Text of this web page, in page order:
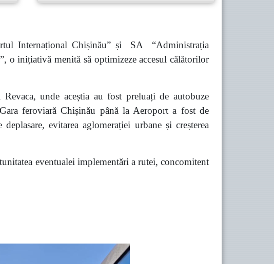
Internațional Chișinău” și SA “Administrația
o inițiativă menită să optimizeze accesul călătorilor
unde aceștia au fost preluați de autobuze
feroviară Chișinău până la Aeroport a fost de
evitarea aglomerației urbane și creșterea
eventualei implementări a rutei, concomitent